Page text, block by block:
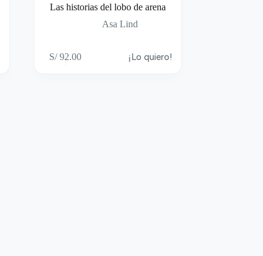
Las historias del lobo de arena
Asa Lind
S/92.00 ¡Lo quiero!